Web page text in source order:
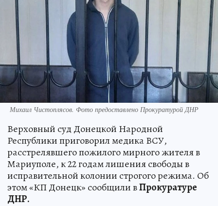
Михаил Чистоплясов. Фото предоставлено Прокуратурой ДНР
Верховный суд Донецкой Народной
Республики приговорил медика ВСУ,
расстрелявшего пожилого мирного жителя в
Мариуполе, к 22 годам лишения свободы в
исправительной колонии строгого режима. Об
этом «КП Донецк» сообщили вПрокуратуре
ДНР.